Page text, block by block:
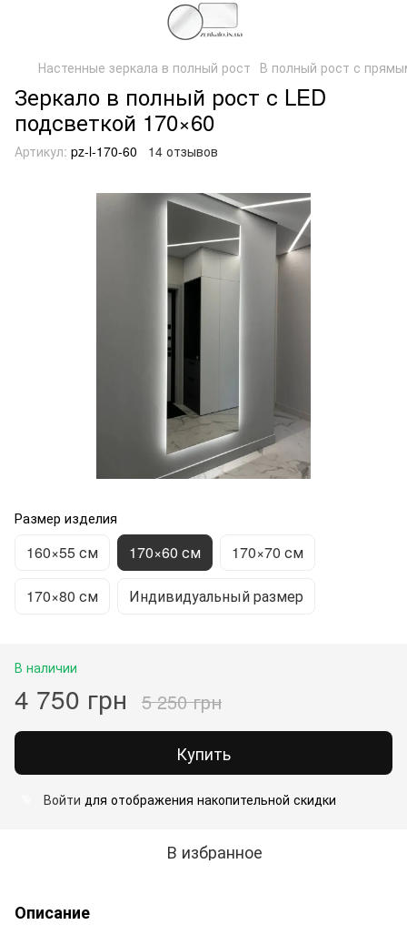
Настенные зеркала в полный рост В полный рост с
Зеркало в полный рост с LED
подсветкой 170×60
Артикул: pz-l-170-60 14 отзывов
Размер изделия
160×55 см 170×60 см 170×70 см
170×80 см Индивидуальный размер
В наличии
4 750 грн 5 250 грн
Купить
Войти для отображения накопительной скидки
В избранное
Описание